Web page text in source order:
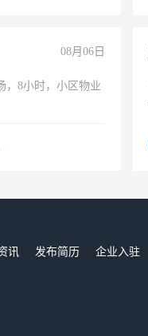
08月06日
，8小时，小区物业
讯 发布简历 企业入驻